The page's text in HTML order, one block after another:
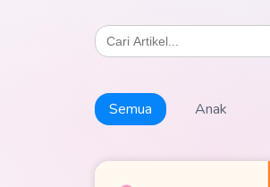
Search
for:
Semua Anak